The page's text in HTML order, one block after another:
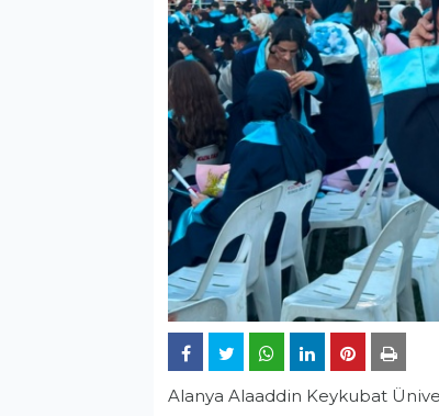
Alanya Alaaddin Keykubat